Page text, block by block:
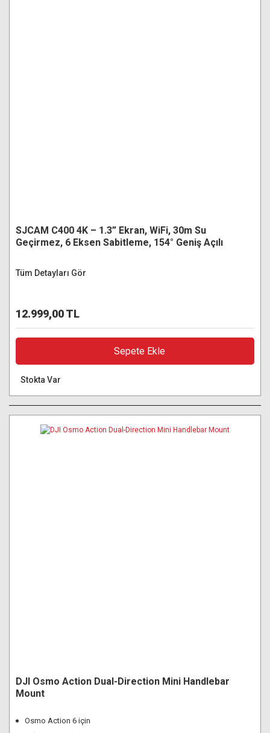
SJCAM C400 4K – 1.3” Ekran, WiFi, 30m Su
Geçirmez, 6 Eksen Sabitleme, 154° Geniş Açılı
Tüm Detayları Gör
12.999,00 TL
Sepete Ekle
Stokta Var
DJI Osmo Action Dual-Direction Mini Handlebar
Mount
Osmo Action 6 için